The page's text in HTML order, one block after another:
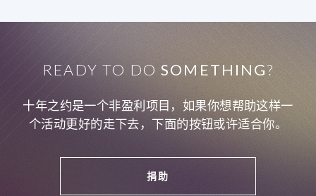
READY TO DOSOMETHING?
十年之约是一个非盈利项目，如果你想帮助这样一
个活动更好的走下去，下面的按钮或许适合你。
捐助